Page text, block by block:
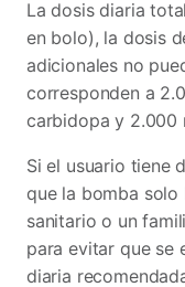
La dosis diaria
en bolo), la dosis
adicionales no
corresponden a
carbidopa y 2.000
Si el usuario tiene
que la bomba solo
sanitario o un
para evitar que se
diaria